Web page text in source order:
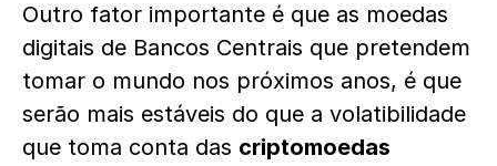
Outro fator importante é que as moedas
digitais de Bancos Centrais que pretendem
tomar o mundo nos próximos anos, é que
serão mais estáveis do que a volatibilidade
que toma conta das criptomoedas